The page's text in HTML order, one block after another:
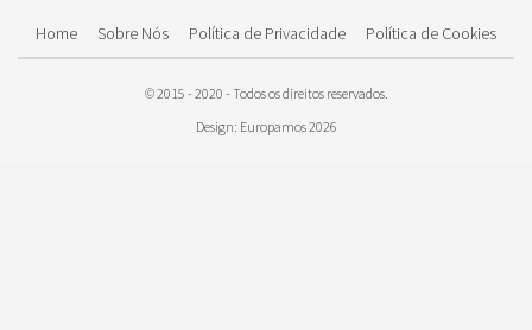
Home Sobre Nós Política de Privacidade Política de Cookies
© 2015 - 2020 - Todos os direitos reservados.
Design: Europamos 2026